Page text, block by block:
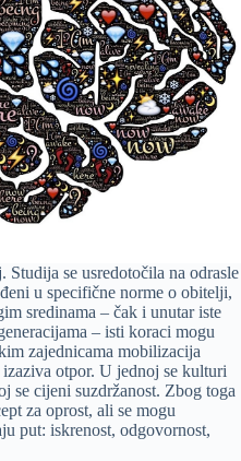
se usredotočila na odrasle
u specifične norme o obitelji,
sredinama – čak i unutar iste
– isti koraci mogu
zajednicama mobilizacija
otpor. U jednoj se kulturi
se cijeni suzdržanost. Zbog toga
za oprost, ali se mogu
put: iskrenost, odgovornost,